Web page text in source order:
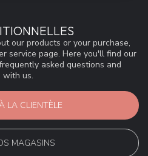
our products or your purchase,
service page. Here you'll find our
asked questions and
us.
LA CLIENTÈLE
MAGASINS